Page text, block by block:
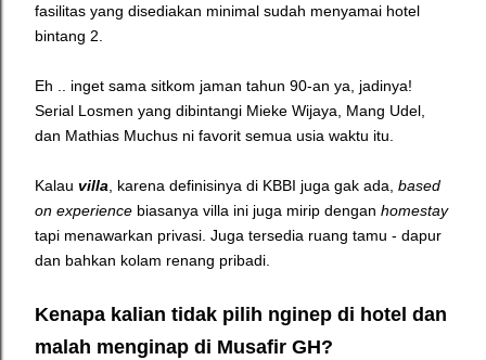
fasilitas yang disediakan minimal sudah menyamai hotel
bintang 2.
Eh .. inget sama sitkom jaman tahun 90-an ya, jadinya!
Serial Losmen yang dibintangi Mieke Wijaya, Mang Udel,
dan Mathias Muchus ni favorit semua usia waktu itu.
Kalau villa , karena definisinya di KBBI juga gak ada, based
on experience biasanya villa ini juga mirip dengan homestay
tapi menawarkan privasi. Juga tersedia ruang tamu - dapur
dan bahkan kolam renang pribadi.
Kenapa kalian tidak pilih nginep di hotel dan
malah menginap di Musafir GH?